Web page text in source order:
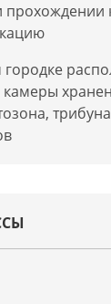
городке
амеры